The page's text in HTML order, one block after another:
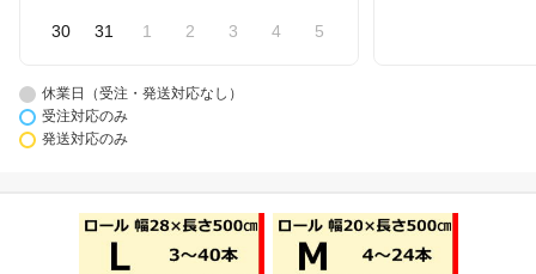
30 31 1 2 3 4 5
休業日（受注・発送対応なし）
受注対応のみ
発送対応のみ